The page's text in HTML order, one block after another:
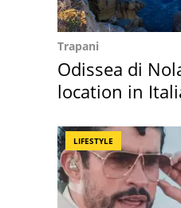
Trapani
Odissea di
location in
LIFESTYLE